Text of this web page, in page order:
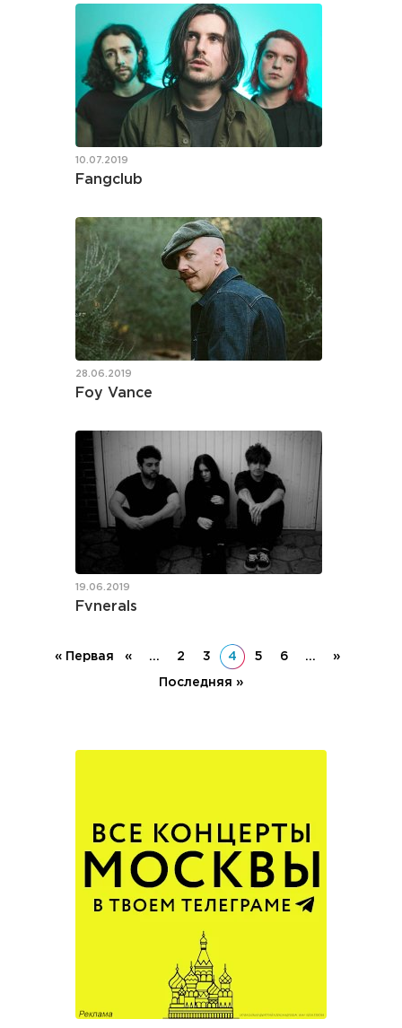
10.07.2019
Fangclub
28.06.2019
Foy Vance
19.06.2019
Fvnerals
« Первая « ... 2 3 4 5 6 ... »
Последняя »